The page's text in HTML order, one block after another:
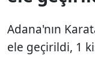
Adana'nın
ele geçirildi, 1